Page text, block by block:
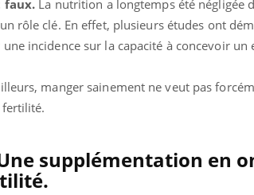
faux. La nutrition a longtemps été négligée
rôle clé. En effet, plusieurs études ont
incidence sur la capacité à concevoir un
manger sainement ne veut pas
fertilité.
supplémentation en